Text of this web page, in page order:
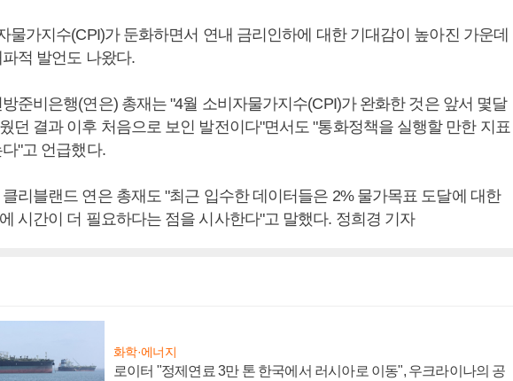
물가지수(CPI)가 둔화하면서 연내 금리인하에 대한 기대감이 높아진 가운데
적 발언도 나왔다.
준비은행(연은) 총재는 "4월 소비자물가지수(CPI)가 완화한 것은 앞서 몇달
던 결과 이후 처음으로 보인 발전이다"면서도 "통화정책을 실행할 만한 지표
"고 언급했다.
리블랜드 연은 총재도 "최근 입수한 데이터들은 2% 물가목표 도달에 대한
시간이 더 필요하다는 점을 시사한다"고 말했다. 정희경 기자
화학·에너지
로이터 "정제연료 3만 톤 한국에서 러시아로 이동", 우크라이나의 공